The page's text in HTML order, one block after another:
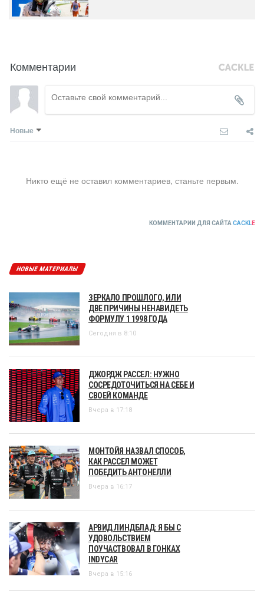
Комментарии
Новые
Никто ещё не оставил комментариев, станьте первым.
КОММЕНТАРИИ ДЛЯ САЙТА CACKLE
НОВЫЕ МАТЕРИАЛЫ
ЗЕРКАЛО ПРОШЛОГО, ИЛИ
ДВЕ ПРИЧИНЫ НЕНАВИДЕТЬ
ФОРМУЛУ 1 1998 ГОДА
Сегодня в 8:10
ДЖОРДЖ РАССЕЛ: НУЖНО
СОСРЕДОТОЧИТЬСЯ НА СЕБЕ И
СВОЕЙ КОМАНДЕ
Вчера в 17:18
МОНТОЙЯ НАЗВАЛ СПОСОБ,
КАК РАССЕЛ МОЖЕТ
ПОБЕДИТЬ АНТОНЕЛЛИ
Вчера в 16:17
АРВИД ЛИНДБЛАД: Я БЫ С
УДОВОЛЬСТВИЕМ
ПОУЧАСТВОВАЛ В ГОНКАХ
INDYCAR
Вчера в 15:16